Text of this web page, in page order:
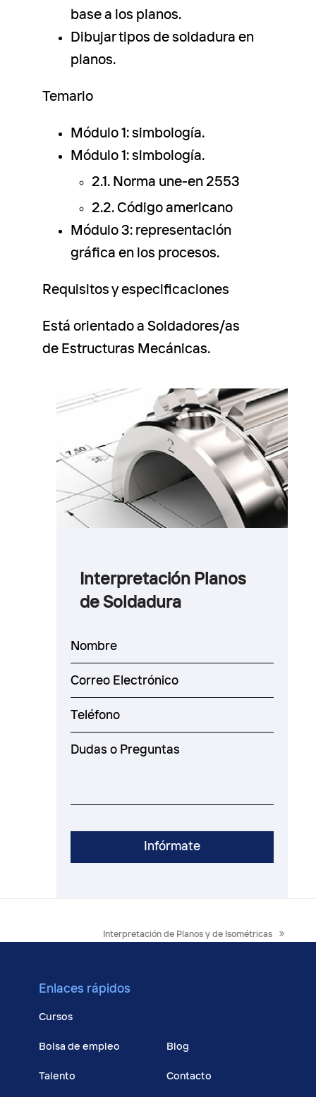
base a los planos.
Dibujar tipos de soldadura en
planos.
Temario
Módulo 1: simbología.
Módulo 1: simbología.
2.1. Norma une-en 2553
2.2. Código americano
Módulo 3: representación
gráfica en los procesos.
Requisitos y especificaciones
Está orientado a Soldadores/as
de Estructuras Mecánicas.
Interpretación Planos
de Soldadura
next
Interpretación de Planos y de Isométricas
Enlaces rápidos
Cursos
Bolsa de empleo
Talento
Blog
Contacto